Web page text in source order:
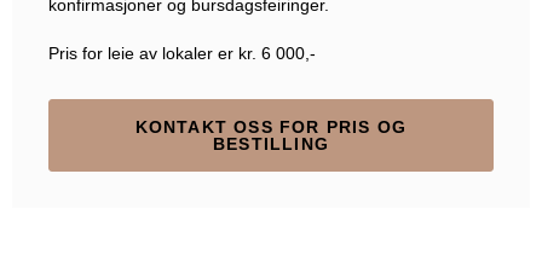
konfirmasjoner og bursdagsfeiringer.
Pris for leie av lokaler er kr. 6 000,-
KONTAKT OSS FOR PRIS OG
BESTILLING